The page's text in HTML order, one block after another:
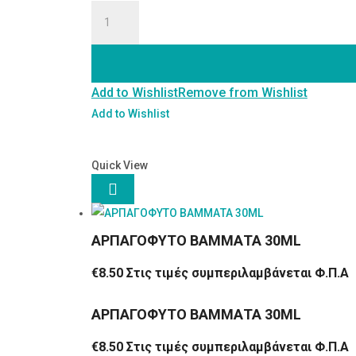
ποσότητα
Add to WishlistRemove from Wishlist
Add to Wishlist
Quick View

ΑΡΠΑΓΟΦΥΤΟ ΒΑΜΜΑΤΑ 30ML
€8.50 Στις τιμές συμπεριλαμβάνεται Φ.Π.Α
ΑΡΠΑΓΟΦΥΤΟ ΒΑΜΜΑΤΑ 30ML
€8.50 Στις τιμές συμπεριλαμβάνεται Φ.Π.Α